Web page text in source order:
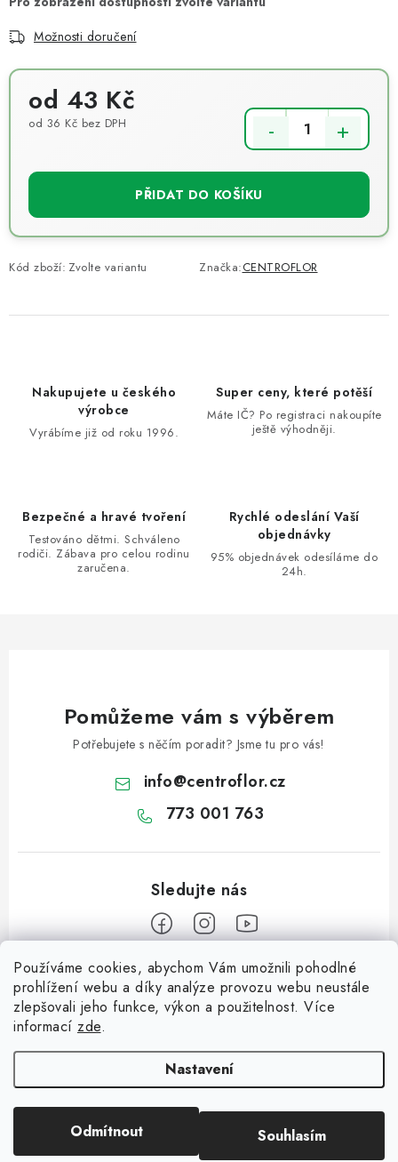
Používáme cookies, abychom Vám umožnili pohodlné
prohlížení webu a díky analýze provozu webu neustále
zlepšovali jeho funkce, výkon a použitelnost. Více
informací zde.
Nastavení
Odmítnout Souhlasím
Možnosti doručení
od 43 Kč
od 36 Kč bez DPH
PŘIDAT DO KOŠÍKU
Kód zboží: Zvolte variantu Značka:CENTROFLOR
Nakupujete u českého
výrobce
Vyrábíme již od roku 1996.
Super ceny, které potěší
Máte IČ? Po registraci nakoupíte
ještě výhodněji.
Bezpečné a hravé tvoření
Testováno dětmi. Schváleno
rodiči. Zábava pro celou rodinu
zaručena.
Rychlé odeslání Vaší
objednávky
95% objednávek odesíláme do
24h.
Pomůžeme vám s výběrem
Potřebujete s něčím poradit? Jsme tu pro vás!
info@centroflor.cz
773 001 763
Informace pro vás
Dopravné
Kontaktujte nás
Hodnocení obchodu
Tipy na tvoření
Jutový Mikuláš, anděl a čert - perfektní zábava pro děti
Mikuláš, anděl a čert - perfektní tvoření pro děti
Vytvořil Shoptet
Copyright 2026CENTROFLOR, s.r.o. . Všechna práva vyhrazena.